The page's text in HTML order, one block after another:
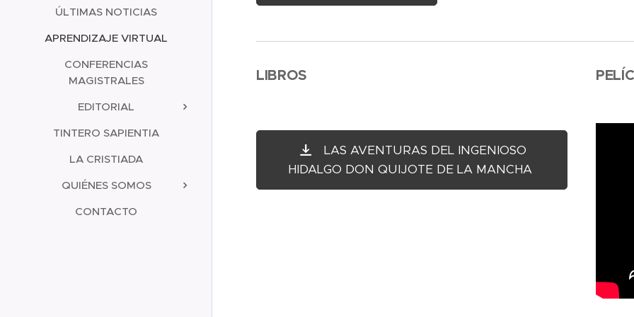
ÚLTIMAS NOTICIAS
APRENDIZAJE VIRTUAL
CONFERENCIAS
MAGISTRALES
EDITORIAL
TINTERO SAPIENTIA
LA CRISTIADA
QUIÉNES SOMOS
CONTACTO
LIBROS
LAS AVENTURAS DEL INGENIOSO
HIDALGO DON QUIJOTE DE LA MANCHA